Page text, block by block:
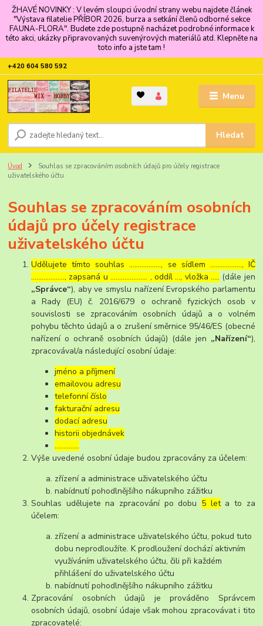
ŽHAVÉ NOVINKY : V levém sloupci úvodní strany webu najdete článek
"Výstava filatelie PŘÍBOR 2026, burza a setkání členů odborné sekce
FAUNA-FLORA". Budete zde postupně nacházet podrobné informace k
této akci, ukázky připravovaných suvenýrových materiálů atd. Klepněte na
toto info a jste tam !
Menu
Hledat
+420 604 580 592
Úvod
Souhlas se zpracováním osobních údajů pro účely registrace
uživatelského účtu
Souhlas se zpracováním osobních
údajů pro účely registrace
uživatelského účtu
Udělujete tímto souhlas ……………..., se sídlem ………………, IČ
………………., zapsaná u ………………… , oddíl …, vložka ….. (dále jen
„Správce“), aby ve smyslu nařízení Evropského parlamentu
a Rady (EU) č. 2016/679 o ochraně fyzických osob v
souvislosti se zpracováním osobních údajů a o volném
pohybu těchto údajů a o zrušení směrnice 95/46/ES (obecné
nařízení o ochraně osobních údajů) (dále jen „Nařízení“),
zpracovával/a následující osobní údaje:
jméno a příjmení
emailovou adresu
telefonní číslo
fakturační adresu
dodací adresu
historii objednávek
…………..
Výše uvedené osobní údaje budou zpracovány za účelem:
zřízení a administrace uživatelského účtu
nabídnutí pohodlnějšího nákupního zážitku
Souhlas udělujete na zpracování po dobu 5 leta to za
účelem:
zřízení a administrace uživatelského účtu, pokud tuto
dobu neprodloužíte. K prodloužení dochází aktivním
využíváním uživatelského účtu, čili při každém
přihlášení do uživatelského účtu
nabídnutí pohodlnějšího nákupního zážitku
Zpracování osobních údajů je prováděno Správcem
osobních údajů, osobní údaje však mohou zpracovávat i tito
zpracovatelé: